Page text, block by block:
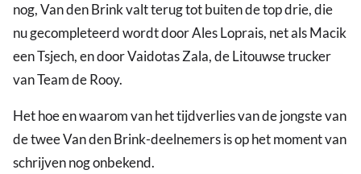
nog, Van den Brink valt terug tot buiten de top drie, die
nu gecompleteerd wordt door Ales Loprais, net als Macik
een Tsjech, en door Vaidotas Zala, de Litouwse trucker
van Team de Rooy.
Het hoe en waarom van het tijdverlies van de jongste van
de twee Van den Brink-deelnemers is op het moment van
schrijven nog onbekend.